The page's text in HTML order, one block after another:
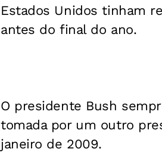
Estados Unidos tinham
antes do final do ano.
O presidente Bush
tomada por um outro
janeiro de 2009.